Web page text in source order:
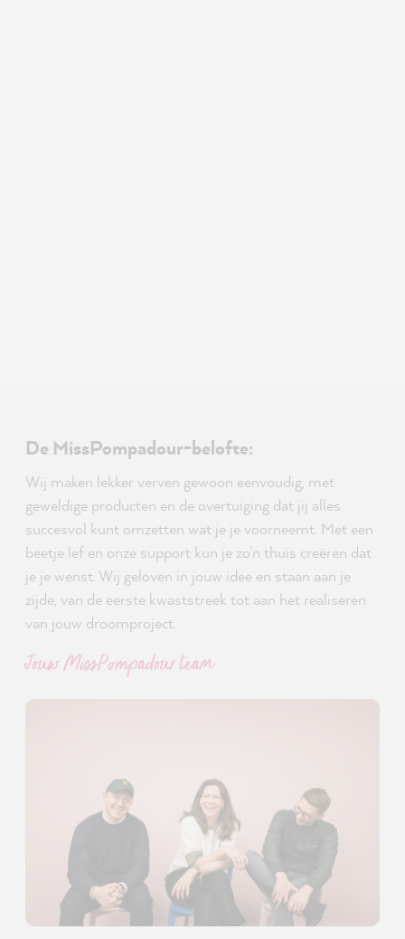
De MissPompadour-belofte:
Wij maken lekker verven gewoon eenvoudig, met
geweldige producten en de overtuiging dat jij alles
succesvol kunt omzetten wat je je voorneemt. Met een
beetje lef en onze support kun je zo'n thuis creëren dat
je je wenst. Wij geloven in jouw idee en staan aan je
zijde, van de eerste kwaststreek tot aan het realiseren
van jouw droomproject.
Jouw MissPompadour team